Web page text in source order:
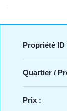
Propriété ID
Quartier /
Prix :